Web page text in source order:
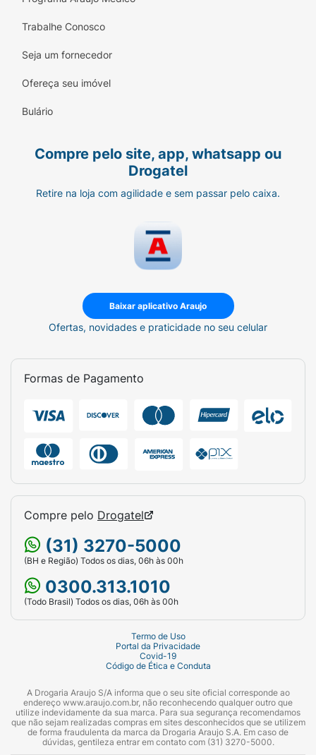
Trabalhe Conosco
Seja um fornecedor
Ofereça seu imóvel
Bulário
Compre pelo site, app, whatsapp ou
Drogatel
Retire na loja com agilidade e sem passar pelo caixa.
Baixar aplicativo Araujo
Ofertas, novidades e praticidade no seu celular
Formas de Pagamento
Compre pelo Drogatel
(31) 3270-5000
(BH e Região) Todos os dias, 06h às 00h
0300.313.1010
(Todo Brasil) Todos os dias, 06h às 00h
Termo de Uso
Portal da Privacidade
Covid-19
Código de Ética e Conduta
A Drogaria Araujo S/A informa que o seu site oficial corresponde ao
endereço www.araujo.com.br, não reconhecendo qualquer outro que
utilize indevidamente da sua marca. Para sua segurança recomendamos
que não sejam realizadas compras em sites desconhecidos que se utilizem
de forma fraudulenta da marca da Drogaria Araujo S.A. Em caso de
dúvidas, gentileza entrar em contato com (31) 3270-5000.